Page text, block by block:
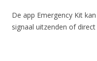
De app Emergency Kit
signaal uitzenden of